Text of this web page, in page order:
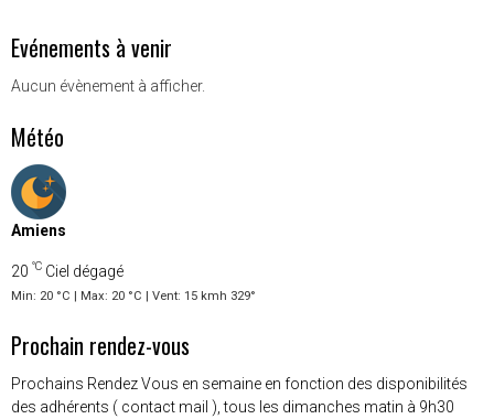
Evénements à venir
Aucun évènement à afficher.
Météo
Amiens
20 °C Ciel dégagé
Min: 20 °C | Max: 20 °C | Vent: 15 kmh 329°
Prochain rendez-vous
Prochains Rendez Vous en semaine en fonction des disponibilités
des adhérents ( contact mail ), tous les dimanches matin à 9h30